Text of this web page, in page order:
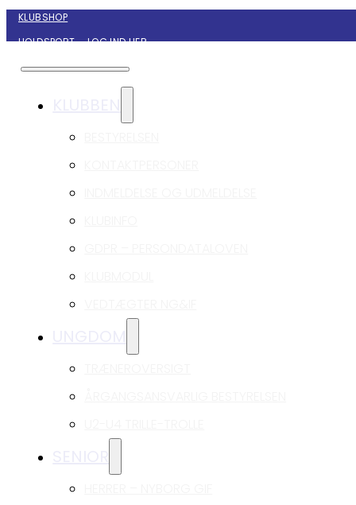
KLUBSHOP
HOLDSPORT – LOG IND HER
KONTAKT NYBORG GIF HÅNDBOLD